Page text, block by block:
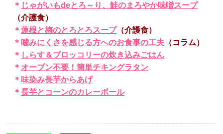
＊ じゃがいもdeとろ～り、鮭のまろやか味噌スープ
（介護食）
＊蓮根と梅のとろとろスープ（介護食）
＊ 噛みにくさを感じる方へのお食事の工夫 （コラム）
＊ しらす＆ブロッコリーの炊き込みごはん
＊ オーブン不要！簡単チキングラタン
＊ 味染み長芋からあげ
＊長芋とコーンのカレーボール